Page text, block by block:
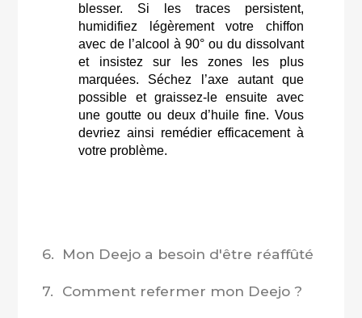
blesser. Si les traces persistent,
humidifiez légèrement votre chiffon
avec de l’alcool à 90° ou du dissolvant
et insistez sur les zones les plus
marquées. Séchez l’axe autant que
possible et graissez-le ensuite avec
une goutte ou deux d’huile fine. Vous
devriez ainsi remédier efficacement à
votre problème.
6. Mon Deejo a besoin d'être réaffûté
7. Comment refermer mon Deejo ?